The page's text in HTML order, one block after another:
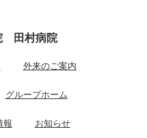
田村病院
外来のご案内
グループホーム
報 お知らせ